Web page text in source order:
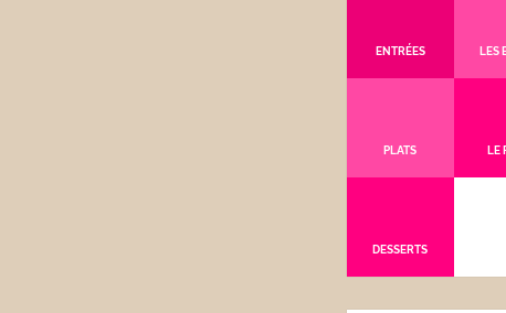
ENTRÉES LES
PLATS LE
DESSERTS